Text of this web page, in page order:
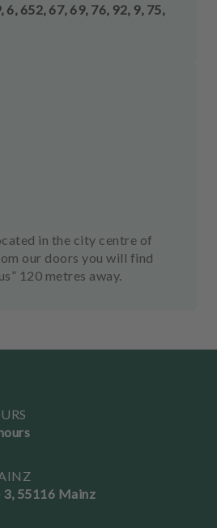
6, 652, 67, 69, 76, 92, 9, 75,
in the city centre of
our doors you will find
120 metres away.
55116 Mainz